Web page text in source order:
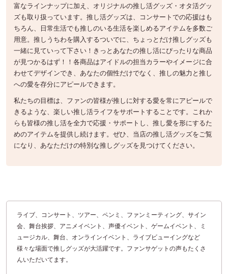
富なラインナップに加え、オリジナルの推し活グッズ・オタ活グッ
ズも取り扱っています。推し活グッズは、コンサートでの応援はも
ちろん、日常生活でも推しのいる生活を楽しめるアイテムを多数ご
用意。推しうちわを購入するついでに、ちょっとだけ推しグッズも
一緒に見ていって下さい！きっとあなたの推し活にぴったりな商品
が見つかるはず！！各商品はアイドルの担当カラーやイメージに合
わせてデザインでき、あなたの個性だけでなく、推しの魅力と推し
への愛を存分にアピールできます。
私たちの目標は、ファンの皆様が推しに対する愛を常にアピールで
きるような、楽しい推し活ライフをサポートすることです。これか
らも皆様の推し活を全力で応援・サポートし、推し愛を形にするた
めのアイテムを提供し続けます。ぜひ、当店の推し活グッズをご覧
になり、あなただけの特別な推しグッズを見つけてください。
ライブ、コンサート、ツアー、ペンミ、ファンミーティング、サイン
会、舞台挨拶、アニメイベント、声優イベント、ゲームイベント、ミ
ュージカル、舞台、オンラインイベント、ライブビューイングなど
様々な場面で推しグッズが大活躍です。ファンサゲットの声もたくさ
んいただいてます。